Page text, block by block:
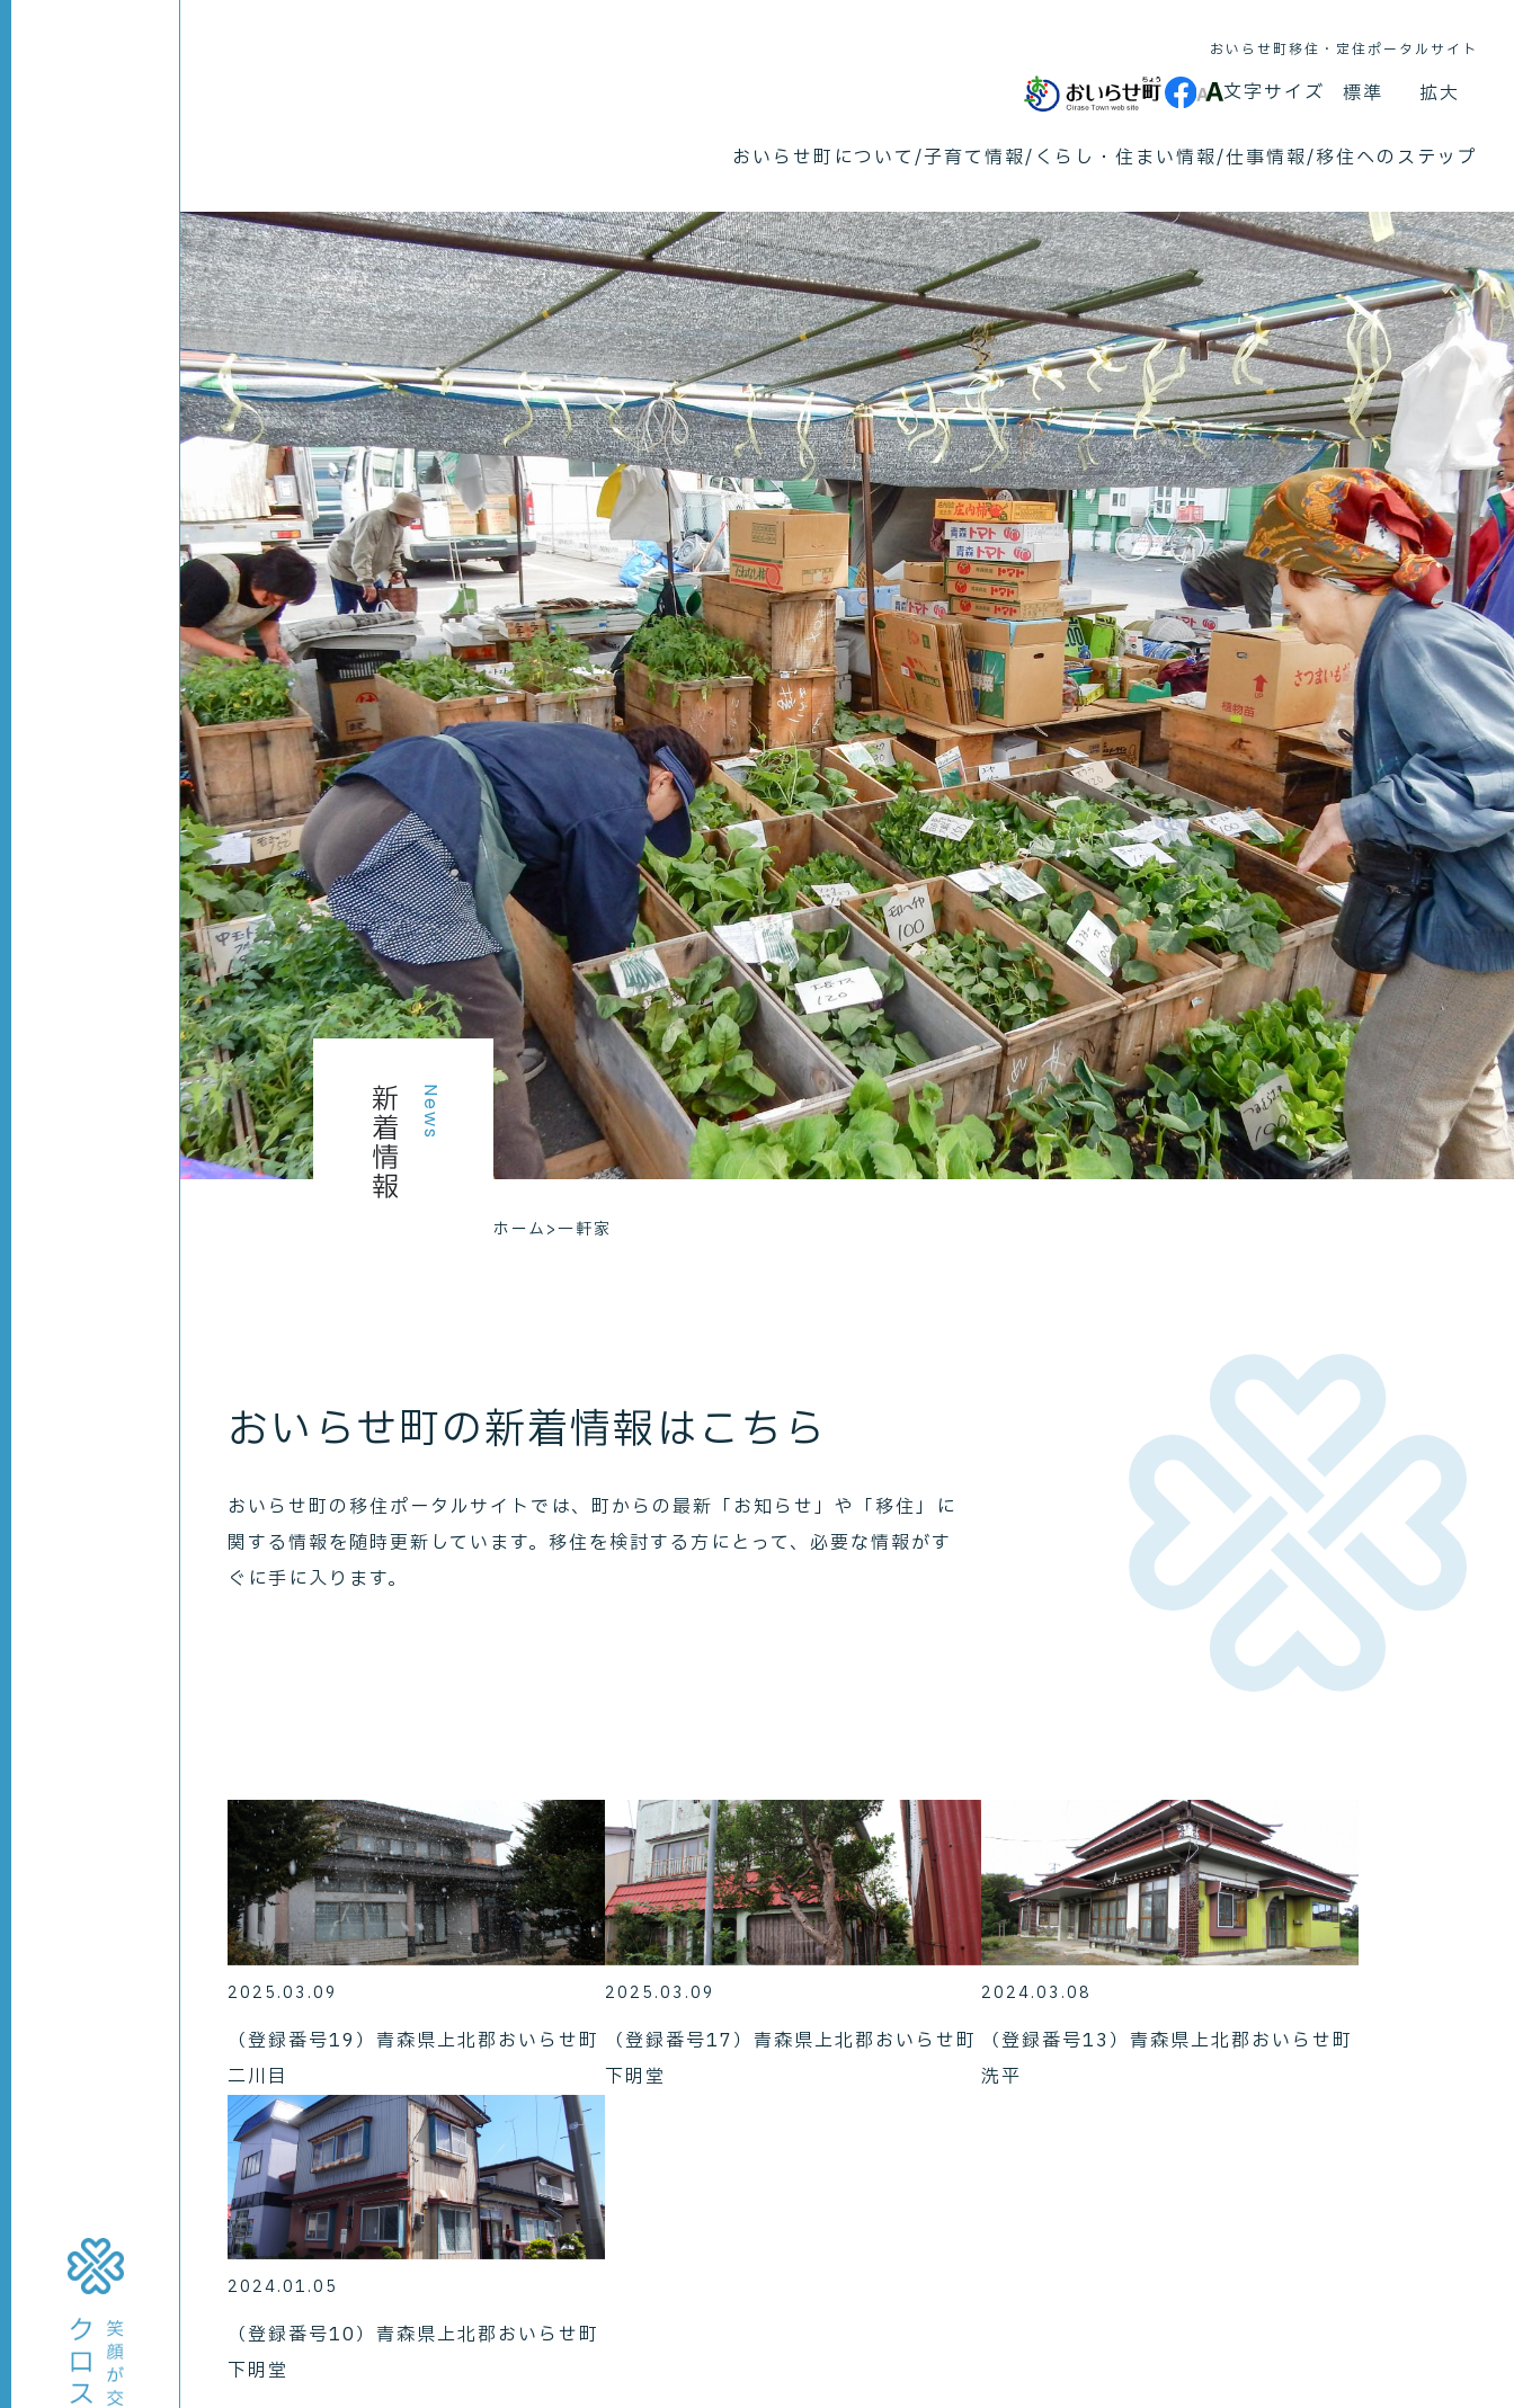
おいらせ町移住・定住ポータルサイト
文字サイズ 標準 拡大
おいらせ町について 子育て情報 くらし・住まい情報 仕事情報 移住へのステップ
News
新着情報
ホーム>一軒家
おいらせ町の新着情報はこちら
おいらせ町の移住ポータルサイトでは、町からの最新「お知らせ」や「移住」に
関する情報を随時更新しています。移住を検討する方にとって、必要な情報がす
ぐに手に入ります。
2025.03.09
（登録番号19）青森県上北郡おいらせ町
二川目
2025.03.09
（登録番号17）青森県上北郡おいらせ町
下明堂
2024.03.08
（登録番号13）青森県上北郡おいらせ町
洗平
2024.01.05
（登録番号10）青森県上北郡おいらせ町
下明堂